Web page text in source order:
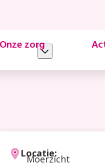
Onze zorg
Locatie:
Moerzicht